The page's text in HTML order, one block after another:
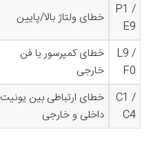
P1 /
E9
خطای ولتاژ بالا/پایین
L9 /
F0
خطای کمپرسور یا فن
خارجی
C1 /
C4
خطای ارتباطی بین یونیت
داخلی و خارجی